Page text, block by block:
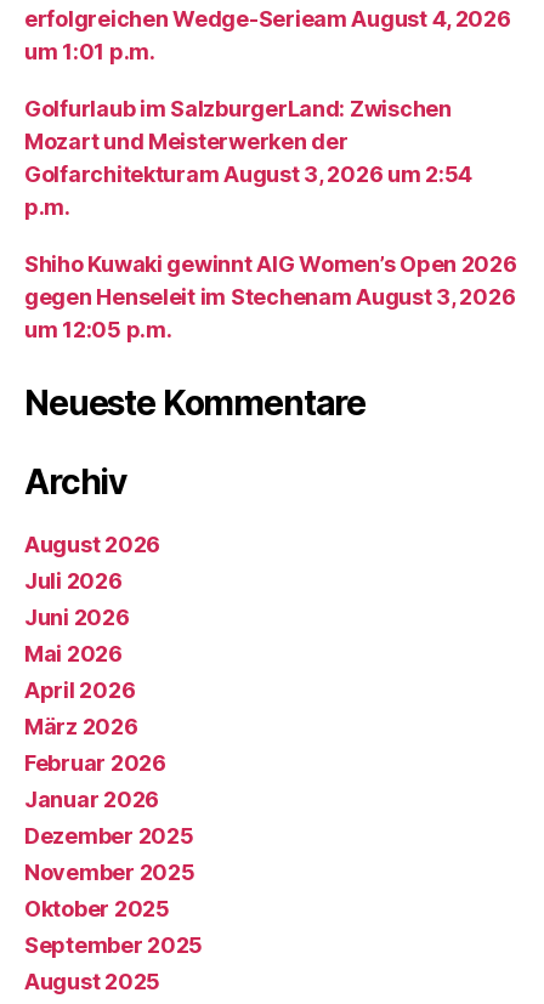
erfolgreichen Wedge-Serieam August 4, 2026
um 1:01 p.m.
Golfurlaub im SalzburgerLand: Zwischen
Mozart und Meisterwerken der
Golfarchitekturam August 3, 2026 um 2:54
p.m.
Shiho Kuwaki gewinnt AIG Women’s Open 2026
gegen Henseleit im Stechenam August 3, 2026
um 12:05 p.m.
Neueste Kommentare
Archiv
August 2026
Juli 2026
Juni 2026
Mai 2026
April 2026
März 2026
Februar 2026
Januar 2026
Dezember 2025
November 2025
Oktober 2025
September 2025
August 2025